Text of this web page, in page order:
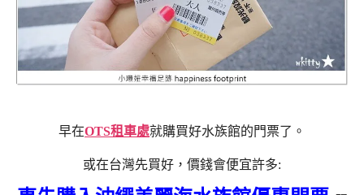
早在OTS租車處就購買好水族館的門票了。
或在台灣先買好，價錢會便宜許多: